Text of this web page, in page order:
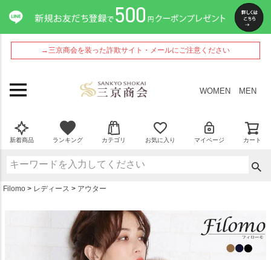
→三京商会を装った詐欺サイト・メールにご注意ください
WOMEN MEN
新着商品 ランキング カテゴリ お気に入り マイページ カート
Filomo レディース アウター
ペー
ジト
ップ
へ